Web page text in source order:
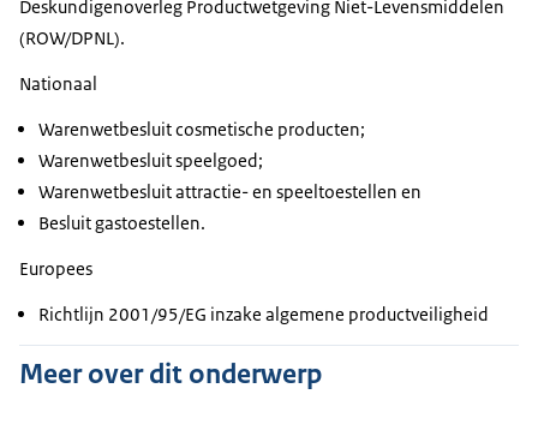
Deskundigenoverleg Productwetgeving Niet-Levensmiddelen
(ROW/DPNL).
Nationaal
Warenwetbesluit cosmetische producten;
Warenwetbesluit speelgoed;
Warenwetbesluit attractie- en speeltoestellen en
Besluit gastoestellen.
Europees
Richtlijn 2001/95/EG inzake algemene productveiligheid
Meer over dit onderwerp